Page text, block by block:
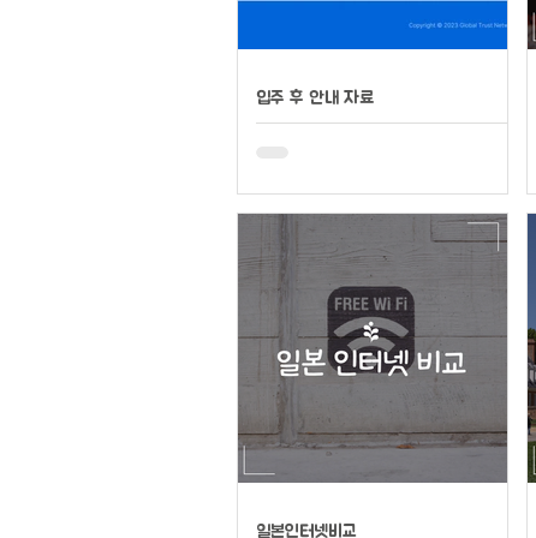
입주 후 안내 자료
일본인터넷비교